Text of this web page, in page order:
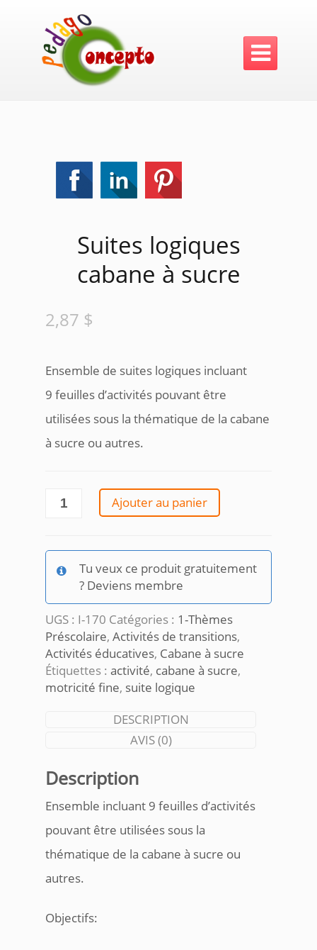

Suites logiques
cabane à sucre
2,87 $
Ensemble de suites logiques incluant
9 feuilles d’activités pouvant être
utilisées sous la thématique de la cabane
à sucre ou autres.
quantité
logiques
cabane
sucre
Ajouter au panier
Tu veux ce produit gratuitement
? Deviens membre
UGS : I-170 Catégories : 1-Thèmes
Préscolaire, Activités de transitions,
Activités éducatives, Cabane à sucre
Étiquettes : activité, cabane à sucre,
motricité fine, suite logique
DESCRIPTION
AVIS (0)
Description
Ensemble incluant 9 feuilles d’activités
pouvant être utilisées sous la
thématique de la cabane à sucre ou
autres.
Objectifs: